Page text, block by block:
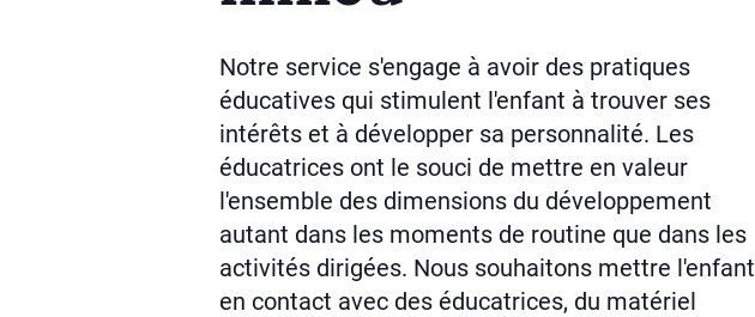
Notre service s'engage à avoir des pratiques
éducatives qui stimulent l'enfant à trouver ses
intérêts et à développer sa personnalité. Les
éducatrices ont le souci de mettre en valeur
l'ensemble des dimensions du développement
autant dans les moments de routine que dans les
activités dirigées. Nous souhaitons mettre l'enfant
en contact avec des éducatrices, du matériel